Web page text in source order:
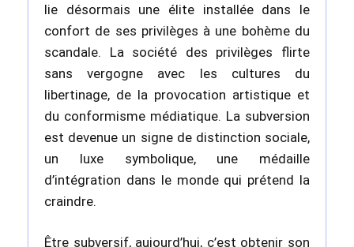
lie désormais une élite installée dans le
confort de ses privilèges à une bohème du
scandale. La société des privilèges flirte
sans vergogne avec les cultures du
libertinage, de la provocation artistique et
du conformisme médiatique. La subversion
est devenue un signe de distinction sociale,
un luxe symbolique, une médaille
d’intégration dans le monde qui prétend la
craindre.
Être subversif, aujourd’hui, c’est obtenir son